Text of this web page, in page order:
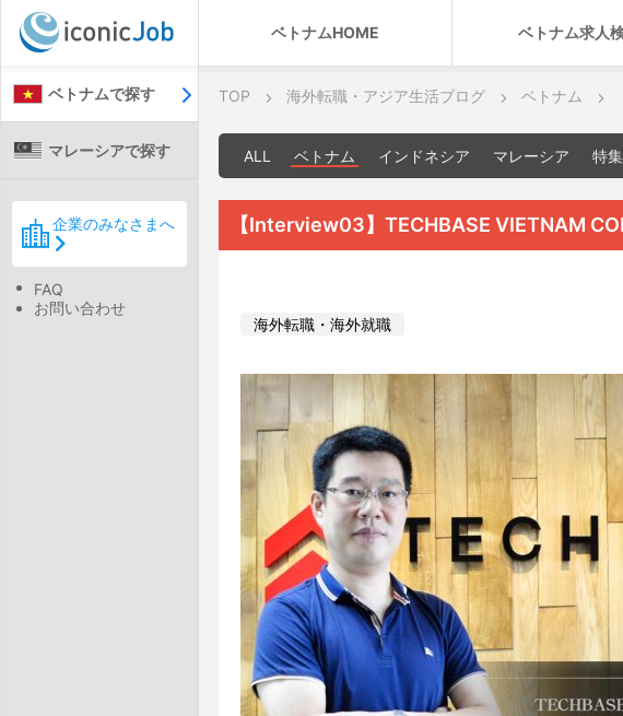
ベトナムHOME ベトナム求人
ベトナムで探す
マレーシアで探す
企業のみなさまへ
FAQ
お問い合わせ
TOP 海外転職・アジア生活ブログ ベトナム
ALL ベトナム インドネシア マレーシア 特集
【Interview03】TECHBASE VIETNAM
海外転職・海外就職